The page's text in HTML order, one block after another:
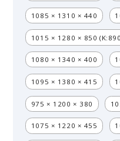
1085 × 1310 × 440
1015 × 1280 × 850
1080 × 1340 × 400
1095 × 1380 × 415
975 × 1200 × 380
1075 × 1220 × 455